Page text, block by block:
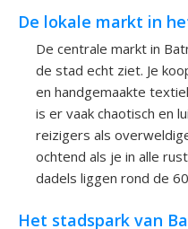
De lokale markt in
De centrale markt in
de stad echt ziet. Je
en handgemaakte
is er vaak chaotisch en
reizigers als
ochtend als je in alle
dadels liggen rond de
Het stadspark van